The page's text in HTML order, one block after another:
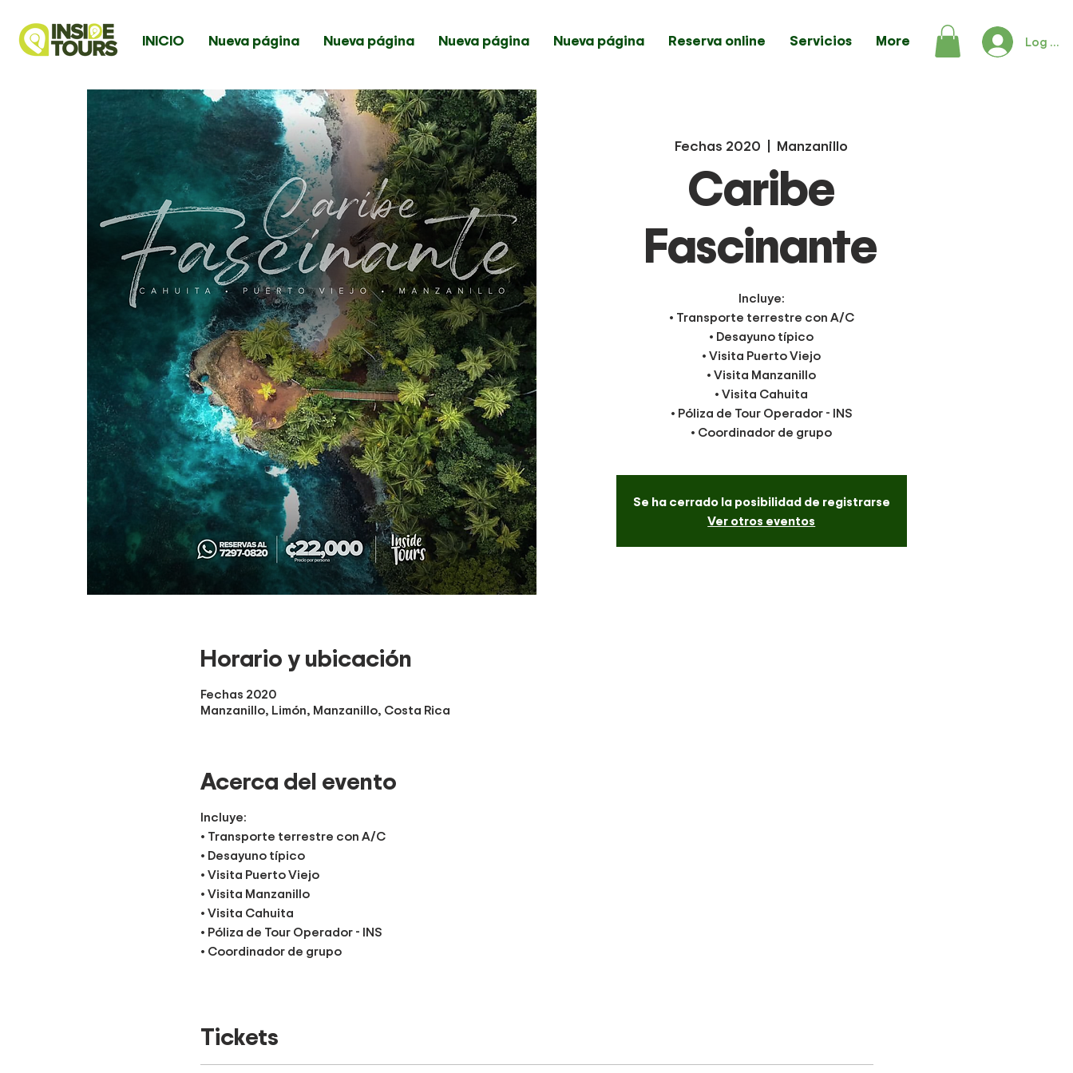
INICIO Nueva página Nueva página Nueva página Nueva página Reserva online Servicios More Log In
Fechas 2020
  |
Manzanillo
Caribe
Fascinante
Incluye:
• Transporte terrestre con A/C
• Desayuno típico
• Visita Puerto Viejo
• Visita Manzanillo
• Visita Cahuita
• Póliza de Tour Operador - INS
• Coordinador de grupo
Se ha cerrado la posibilidad de registrarse
Ver otros eventos
Horario y ubicación
Fechas 2020
Manzanillo, Limón, Manzanillo, Costa Rica
Acerca del evento
Incluye:
• Transporte terrestre con A/C
• Desayuno típico
• Visita Puerto Viejo
• Visita Manzanillo
• Visita Cahuita
• Póliza de Tour Operador - INS
• Coordinador de grupo
Salidas:
4:00 am Rostipollos Alajuela
4:10 am Real Cariari
Tickets